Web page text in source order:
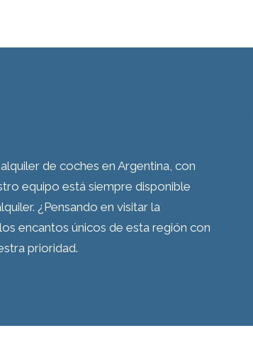
de coches en Argentina, con
equipo está siempre disponible
¿Pensando en visitar la
encantos únicos de esta región con
prioridad.